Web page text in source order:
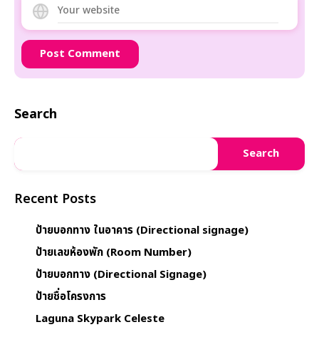
Search
Search
Recent Posts
ป้ายบอกทาง ในอาคาร (Directional signage)
ป้ายเลขห้องพัก (Room Number)
ป้ายบอกทาง (Directional Signage)
ป้ายชื่อโครงการ
Laguna Skypark Celeste